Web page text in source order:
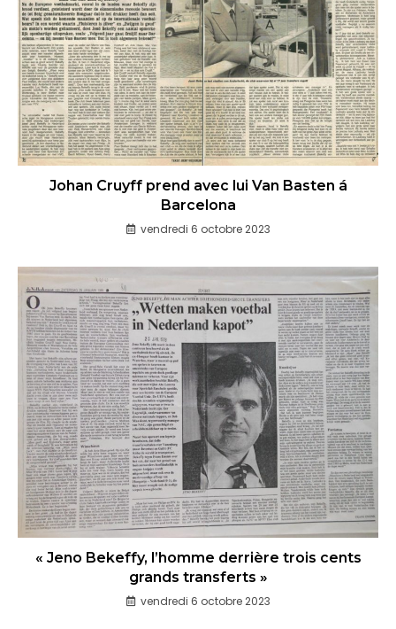
Johan Cruyff prend avec lui Van Basten á
Barcelona
vendredi 6 octobre 2023
« Jeno Bekeffy, l’homme derrière trois cents
grands transferts »
vendredi 6 octobre 2023